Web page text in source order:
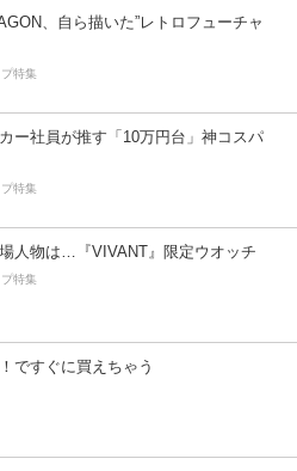
、自ら描いた”レトロフューチャ
特集
カー社員が推す「10万円台」神コスパ
特集
人物は…『VIVANT』限定ウオッチ
特集
ですぐに買えちゃう